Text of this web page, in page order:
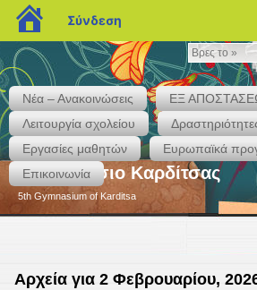
Βρες
το
»
Νέα – Ανακοινώσεις
ΕΞ
Λειτουργία σχολείου
Εργασίες μαθητών
Eυρωπαϊκά
Επικοινωνία
5ο Γυμνάσιο Καρδίτσας
5th Gymnasium of Karditsa
Αρχεία για 2 Φεβρουαρίου,
blogs.sch.gr
Σύνδεση